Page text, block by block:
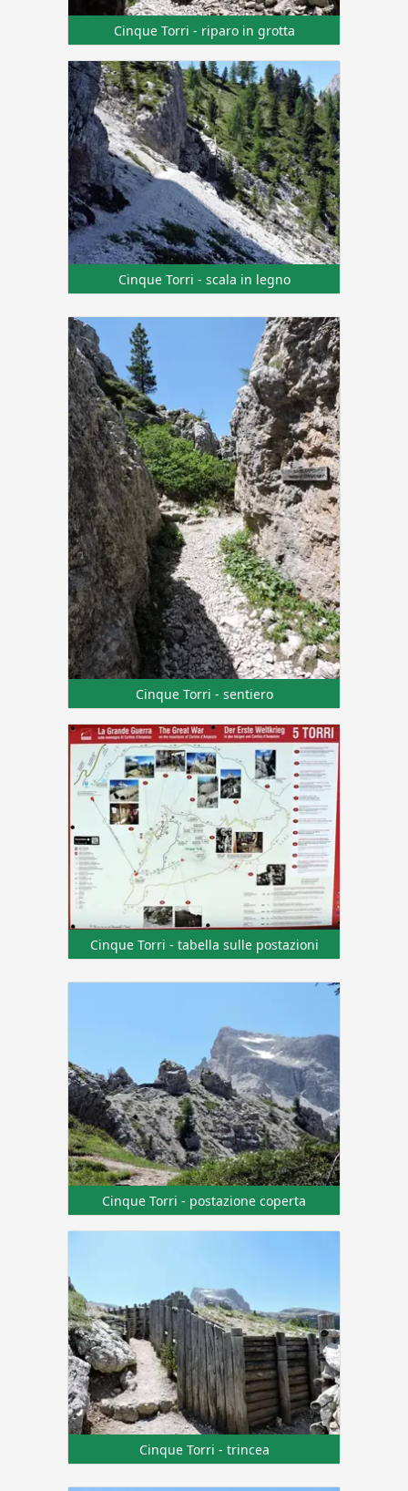
Cinque Torri - riparo in grotta
Cinque Torri - scala in legno
Cinque Torri - sentiero
Cinque Torri - tabella sulle postazioni
Cinque Torri - postazione coperta
Cinque Torri - trincea